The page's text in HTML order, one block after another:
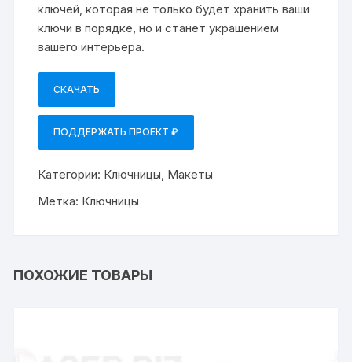
ключей, которая не только будет хранить ваши
ключи в порядке, но и станет украшением
вашего интерьера.
СКАЧАТЬ
ПОДДЕРЖАТЬ ПРОЕКТ ₽
Категории: Ключницы Макеты
Метка: Ключницы
ПОХОЖИЕ ТОВАРЫ